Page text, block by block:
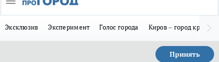
Эксклюзив Эксперимент Голос города Киров – город
Принять